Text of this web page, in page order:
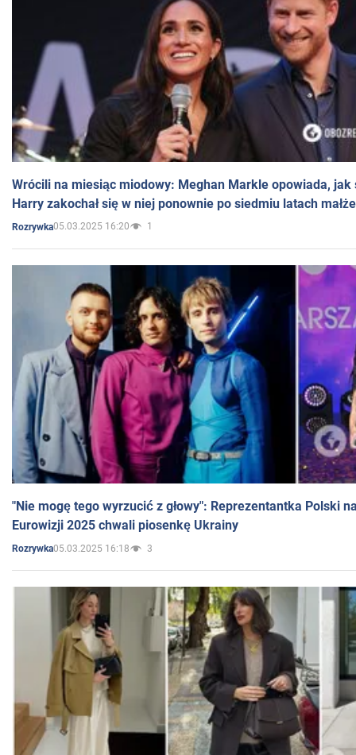
Wrócili na miesiąc miodowy: Meghan Markle opowiada, jak
Harry zakochał się w niej ponownie po siedmiu latach
Rozrywka05.03.2025 16:20 1
"Nie mogę tego wyrzucić z głowy": Reprezentantka Polski
Eurowizji 2025 chwali piosenkę Ukrainy
Rozrywka05.03.2025 16:18 3